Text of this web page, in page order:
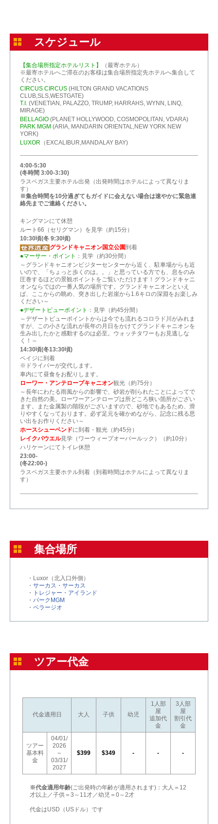
スケジュール
【集合場所指定ホテルリスト】
（最寄ホテル）
※最寄ホテルへご滞在のお客様は集合場所指定先ホテルへ集合して
ください。
CIRCUS CIRCUS (HILTON GRAND VACATIONS
CLUB,SLS,WESTGATE)
T.I. (VENETIAN, PALAZZO, TRUMP, HARRAHS, WYNN, LINQ,
MIRAGE)
BELLAGIO (PLANET HOLLYWOOD, COSMOPOLITAN, VDARA)
PARK MGM (ARIA, MANDARIN ORIENTAL,NEW YORK NEW
YORK)
LUXOR （EXCALIBUR,MANDALAY BAY)
4:00-5:30
(冬時間 3:00-3:30)
ラスベガス主要ホテル出発（出発時間はホテルによって異なりま
す）
※集合時間を10分過ぎてもガイドに会えない場合は速やかに緊急連
絡先までご連絡ください。
キングマンにて休憩
ルート66（セリグマン）を見学（約15分）
10:30頃(冬 9:30頃)
グランドキャニオン国立公園到着
●マーサー・ポイント ：見学（約30分間）
～グランドキャニオンビジターセンターから近く、駐車場からも近
いので、「ちょっと歩くのは。。」と思っている方でも、息をのみ
圧巻するほどの景観ポイントをご覧いただけます！グランドキャニ
オンならではの一番人気の場所です。グランドキャニオンといえ
ば、ここからの眺め、突き出した岩崖から1.6キロの深淵をお楽しみ
ください～
●デザートビューポイント ：見学（約45分間）
～デザートビューポイントからは今でも流れるコロラド川がみれま
すが、この小さな流れが長年の月日をかけてグランドキャニオンを
生み出したかと感動するのは必至。ウォッチタワーもお見逃しな
く！～
14:30頃(冬13:30頃)
ペイジに到着
※ドライバーが交代します。
車内にて昼食をお配りします。
ローワー・アンテロープキャニオン観光（約75分）
～長年にわたる雨風からの影響で、砂岩が削られたことによってで
きた自然の美。ローワーアンテロープは所どころ狭い箇所がござい
ます。また金属製の階段がございますので、砂地でもあるため、滑
りやすくなっております。必ず足元を確かめながら、記念に残る思
い出をお作りください～
ホースシューベンドに到着・観光（約45分）
レイクパウエル見学（ワーウィープオーバールック）（約10分）
ハリケーンにてトイレ休憩
23:00-
(冬22:00-)
ラスベガス主要ホテル到着（到着時間はホテルによって異なりま
す）
集合場所
・Luxor（北入口外側）
・ サーカス・サーカス
・
トレジャー・アイランド
・ パークMGM
・ ベラージオ
ツアー代金
代金適用日 大人 子供 幼児
1人部
屋
追加代
金
3人部
屋
割引代
金
ツアー
基本料
金
04/01/
2026
～
03/31/
2027
$399 $349 - - -
※代金適用年齢(ご出発時の年齢が適用されます)：大人＝12
才以上／子供＝3～11才／幼児＝0～2才
代金はUSD（USドル）です